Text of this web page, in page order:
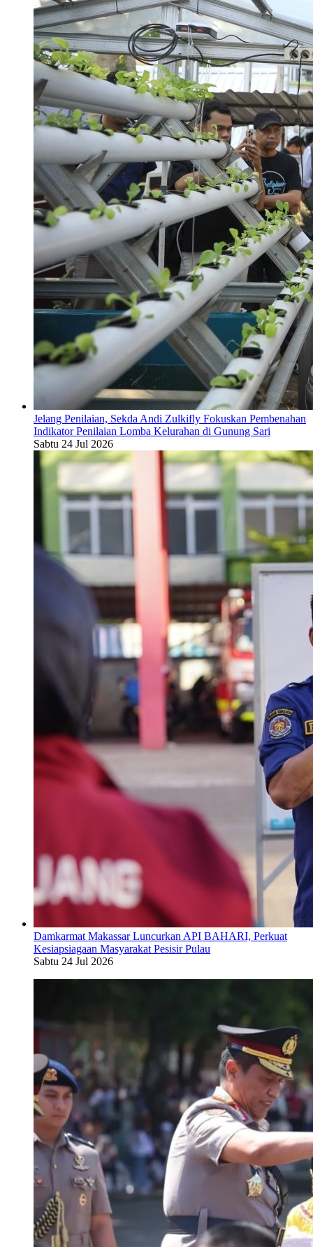
Jelang Penilaian, Sekda Andi Zulkifly Fokuskan Pembenahan
Indikator Penilaian Lomba Kelurahan di Gunung Sari
Sabtu 24 Jul 2026
Damkarmat Makassar Luncurkan API BAHARI, Perkuat
Kesiapsiagaan Masyarakat Pesisir Pulau
Sabtu 24 Jul 2026